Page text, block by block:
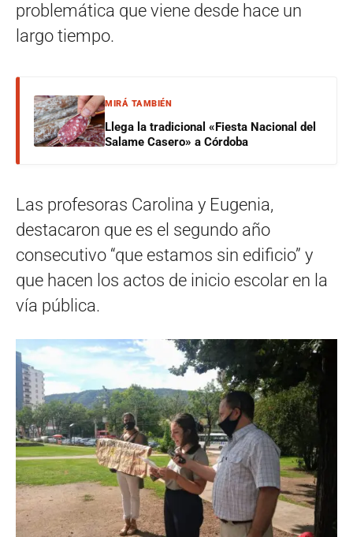
problemática que viene desde hace un
largo tiempo.
MIRÁ TAMBIÉN
Llega la tradicional «Fiesta Nacional del
Salame Casero» a Córdoba
Las profesoras Carolina y Eugenia,
destacaron que es el segundo año
consecutivo “que estamos sin edificio” y
que hacen los actos de inicio escolar en la
vía pública.